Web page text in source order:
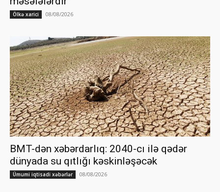
Ölkə xarici 08/08/2026
BMT-dən xəbərdarlıq: 2040-cı ilə qədər
dünyada su qıtlığı kəskinləşəcək
Ümumi iqtisadi xəbərlər 08/08/2026